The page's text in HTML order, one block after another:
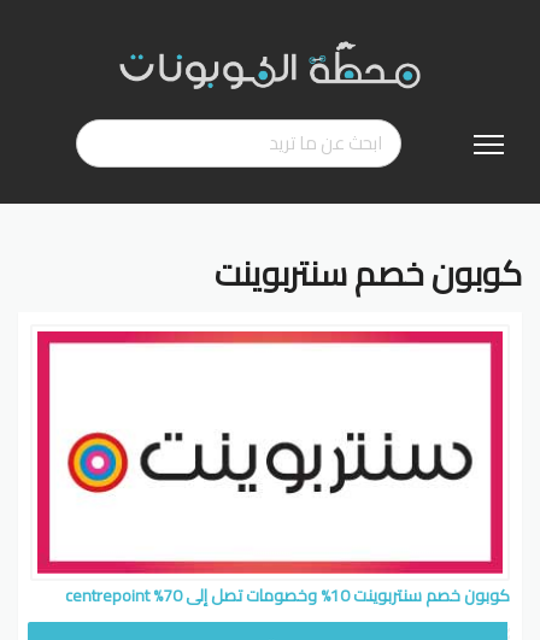
إلى
كوبون خصم سنتربوينت
كوبون خصم سنتربوينت 10% وخصومات تصل إلى 70% centrepoint